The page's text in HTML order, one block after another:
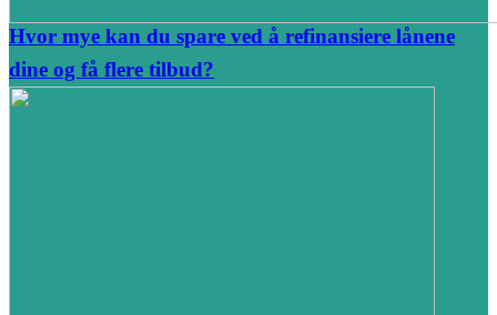
Hvor mye kan du spare ved å refinansiere lånene
dine og få flere tilbud?